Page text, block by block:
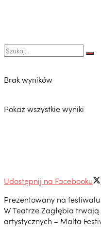
Brak wyników
Pokaż wszystkie wyniki
Udostępnij na Facebooku
Prezentowany na
W Teatrze Zagłębia
artystycznych – Malta